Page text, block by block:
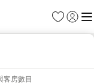
收藏夾
登入 選
客房數目